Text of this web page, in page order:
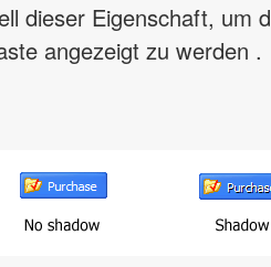
dieser Eigenschaft, um
angezeigt zu werden .